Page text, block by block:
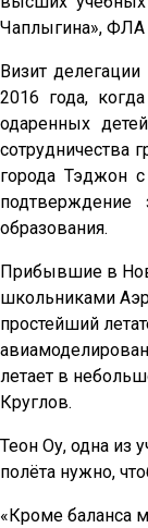
Чаплыгина», ФЛА
Визит
2016 года,
одаренных
сотрудничества
города Тэджон
подтверждение
образования.
Прибывшие в
школьниками
простейший
летает в
Круглов.
Теон Оу, одна из
полёта нужно,
«Кроме баланса